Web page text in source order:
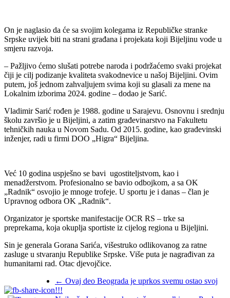
On je naglasio da će sa svojim kolegama iz Republičke stranke
Srpske uvijek biti na strani građana i projekata koji Bijeljinu vode u
smjeru razvoja.
– Pažljivo ćemo slušati potrebe naroda i podržaćemo svaki projekat
čiji je cilj podizanje kvaliteta svakodnevice u našoj Bijeljini. Ovim
putem, još jednom zahvaljujem svima koji su glasali za mene na
Lokalnim izborima 2024. godine – dodao je Sarić.
Vladimir Sarić rođen je 1988. godine u Sarajevu. Osnovnu i srednju
školu završio je u Bijeljini, a zatim građevinarstvo na Fakultetu
tehničkih nauka u Novom Sadu. Od 2015. godine, kao građevinski
inženjer, radi u firmi DOO „Higra“ Bijeljina.
Već 10 godina uspješno se bavi ugostiteljstvom, kao i
menadžerstvom. Profesionalno se bavio odbojkom, a sa OK
„Radnik“ osvojio je mnoge trofeje. U sportu je i danas – član je
Upravnog odbora OK „Radnik“.
Organizator je sportske manifestacije OCR RS – trke sa
preprekama, koja okuplja sportiste iz cijelog regiona u Bijeljini.
Sin je generala Gorana Sarića, višestruko odlikovanog za ratne
zasluge u stvaranju Republike Srpske. Više puta je nagrađivan za
humanitarni rad. Otac djevojčice.
← Ovaj deo Beograda je uprkos svemu ostao svoj
!!!